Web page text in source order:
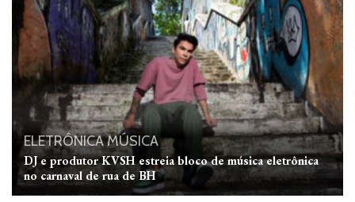
ELETRÔNICAMÚSICA
DJ e produtor KVSH estreia bloco de música eletrônica
no carnaval de rua de BH